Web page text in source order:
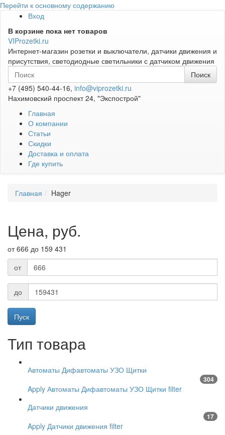
Перейти к основному содержанию
Вход
В корзине пока нет товаров
VIProzetki.ru
Интернет-магазин розетки и выключатели, датчики движения и
присутствия, светодиодные светильники с датчиком движения
+7 (495) 540-44-16, info@viprozetki.ru
Нахимовский проспект 24, "Экспострой"
Главная
О компании
Статьи
Скидки
Доставка и оплата
Где купить
Главная Hager
Цена, руб.
от 666 до 159 431
от
до
Тип товара
Автоматы Дифавтоматы УЗО Щитки
304
Apply Автоматы Дифавтоматы УЗО Щитки filter
Датчики движения
17
Apply Датчики движения filter